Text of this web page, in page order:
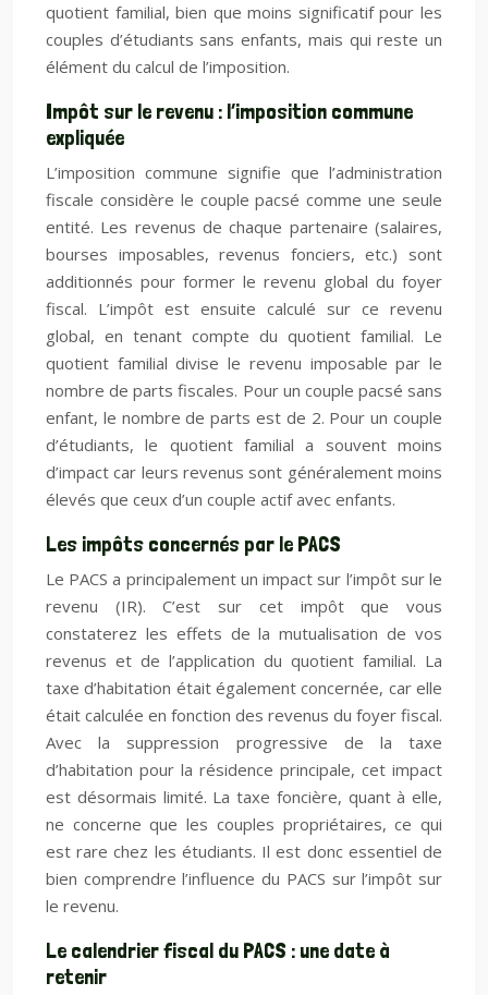
quotient familial, bien que moins significatif pour les
couples d’étudiants sans enfants, mais qui reste un
élément du calcul de l’imposition.
Impôt sur le revenu : l’imposition commune
expliquée
L’imposition commune signifie que l’administration
fiscale considère le couple pacsé comme une seule
entité. Les revenus de chaque partenaire (salaires,
bourses imposables, revenus fonciers, etc.) sont
additionnés pour former le revenu global du foyer
fiscal. L’impôt est ensuite calculé sur ce revenu
global, en tenant compte du quotient familial. Le
quotient familial divise le revenu imposable par le
nombre de parts fiscales. Pour un couple pacsé sans
enfant, le nombre de parts est de 2. Pour un couple
d’étudiants, le quotient familial a souvent moins
d’impact car leurs revenus sont généralement moins
élevés que ceux d’un couple actif avec enfants.
Les impôts concernés par le PACS
Le PACS a principalement un impact sur l’impôt sur le
revenu (IR). C’est sur cet impôt que vous
constaterez les effets de la mutualisation de vos
revenus et de l’application du quotient familial. La
taxe d’habitation était également concernée, car elle
était calculée en fonction des revenus du foyer fiscal.
Avec la suppression progressive de la taxe
d’habitation pour la résidence principale, cet impact
est désormais limité. La taxe foncière, quant à elle,
ne concerne que les couples propriétaires, ce qui
est rare chez les étudiants. Il est donc essentiel de
bien comprendre l’influence du PACS sur l’impôt sur
le revenu.
Le calendrier fiscal du PACS : une date à
retenir